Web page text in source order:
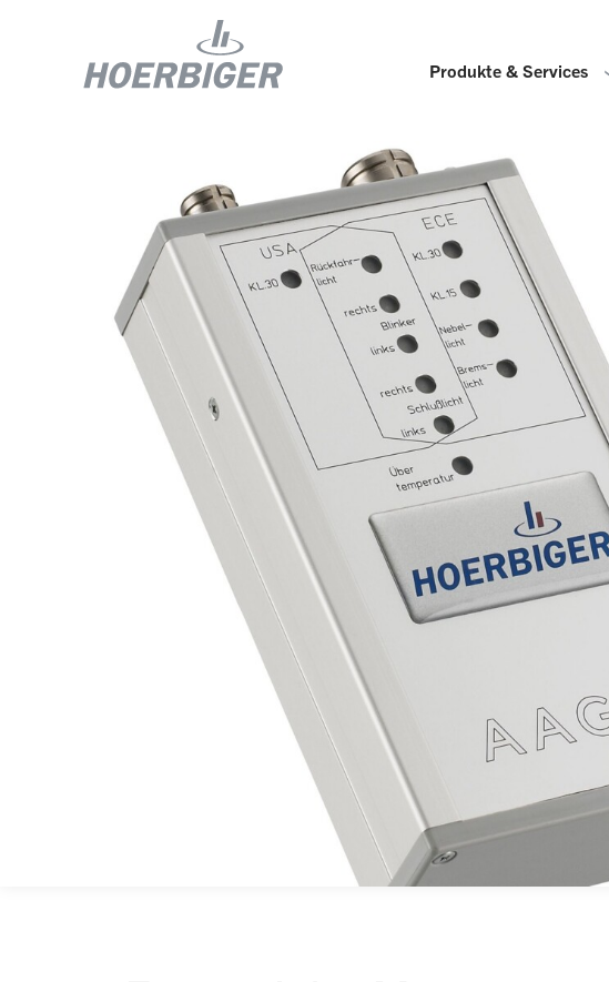
Produkte & Services
Komponenten und Services für Kompressoren
Flow & Motion Control
Komponenten für Luft- und
Industriekompressoren
Wellhead Solutions
Komponenten für Gasmotoren
Wer wir sind
Organisation &
Kultur und Werte
Nachhaltigkeit
Unsere Herkunft